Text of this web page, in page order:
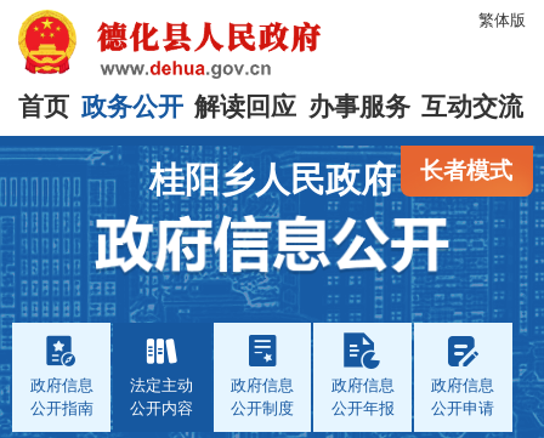
繁体版
首页 政务公开 解读回应 办事服务 互动交流
长者模式
桂阳乡人民政府
政府信息
公开指南
法定主动
公开内容
政府信息
公开制度
政府信息
公开年报
政府信息
公开申请